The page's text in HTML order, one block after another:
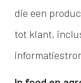
die een
tot klant,